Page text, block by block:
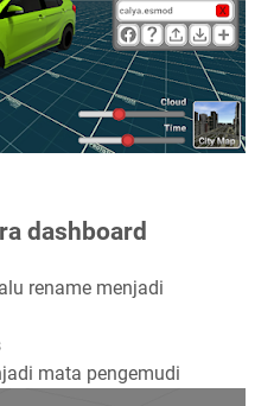
dashboard
rename menjadi
mata pengemudi